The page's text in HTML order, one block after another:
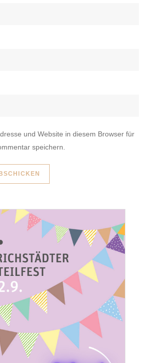
und Website in diesem Browser für
speichern.